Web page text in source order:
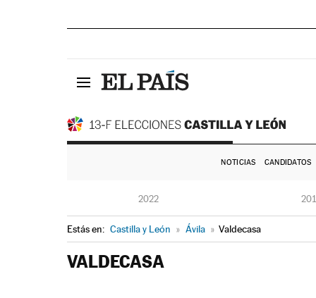
NOTICIAS CANDIDATOS
2022
Estás en: Castilla y León » Ávila » Valdecasa
VALDECASA